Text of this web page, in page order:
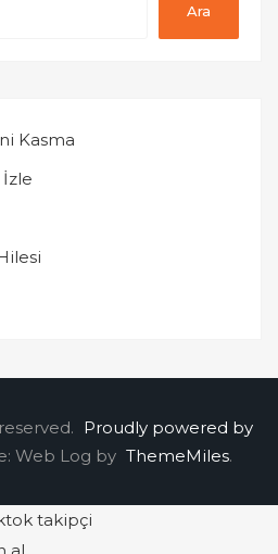
Ara
Kasma
Proudly powered by
Web Log by ThemeMiles.